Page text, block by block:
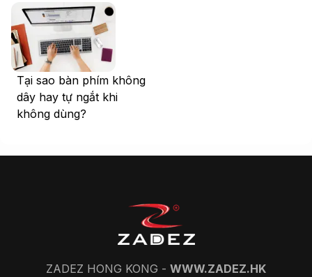
Tại sao bàn phím không
dây hay tự ngắt khi
không dùng?
ZADEZ HONG KONG - WWW.ZADEZ.HK